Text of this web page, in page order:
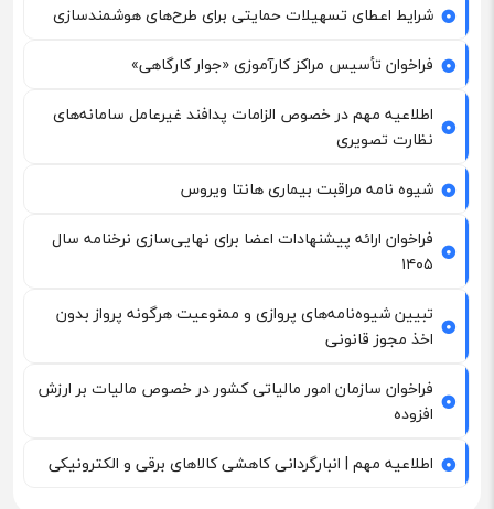
شرایط اعطای تسهیلات حمایتی برای طرح‌های هوشمندسازی
فراخوان تأسیس مراکز کارآموزی «جوار کارگاهی»
اطلاعیه مهم در خصوص الزامات پدافند غیرعامل سامانه‌های
نظارت تصویری
شیوه نامه مراقبت بیماری هانتا ویروس
فراخوان ارائه پیشنهادات اعضا برای نهایی‌سازی نرخنامه سال
۱۴۰۵
تبیین شیوه‌نامه‌های پروازی و ممنوعیت هرگونه پرواز بدون
اخذ مجوز قانونی
فراخوان سازمان امور مالیاتی کشور در خصوص مالیات بر ارزش
افزوده
اطلاعیه مهم | انبارگردانی کاهشی کالاهای برقی و الکترونیکی